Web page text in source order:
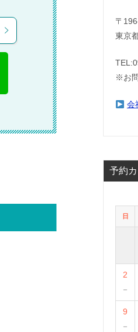
〒
東京
※お
会
予約
日
2
－
9
－